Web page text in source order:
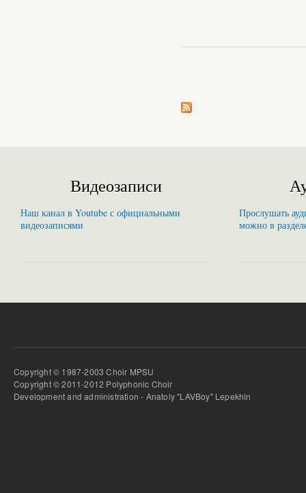
Видеозаписи
Наш канал в Youtube с официальными
видеозаписями
Прослушать
можно в
Copyright © 1987-2003 Choir MPSU
Copyright © 2011-2012 Polyphonic Choir
Development and administration - Anatoly "LAVBoy" Lepekhin